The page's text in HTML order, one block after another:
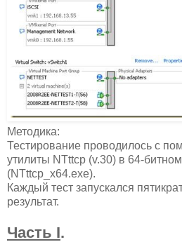
Методика:
Тестирование проводилось с
утилиты NTttcp (v.30) в 64-
(NTttcp_x64.exe).
Каждый тест запускался
результат.
Часть I.